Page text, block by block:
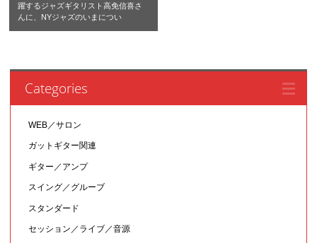
躍するジャズギタリスト高免信喜さ
んに、NYジャズのいまについ
Categories
WEB／サロン
ガットギター関連
ギター／アンプ
スイング／グルーブ
スタンダード
セッション／ライブ／音源